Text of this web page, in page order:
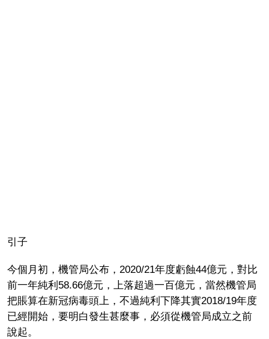
引子
今個月初，機管局公布，2020/21年度虧蝕44億元，對比
前一年純利58.66億元，上落超過一百億元，當然機管局
把賬算在新冠病毒頭上，不過純利下降其實2018/19年度
已經開始，要明白發生甚麼事，必須從機管局成立之前
說起。